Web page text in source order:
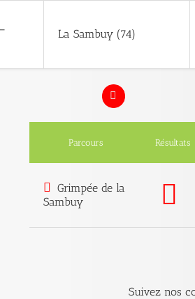
La Sambuy (74)
Parcours Résultats
Grimpée de la
Sambuy
Suivez nos